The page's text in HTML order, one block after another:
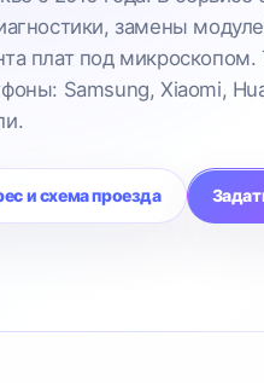
замены
плат под
Samsung, Xiaomi,
и схема проезда